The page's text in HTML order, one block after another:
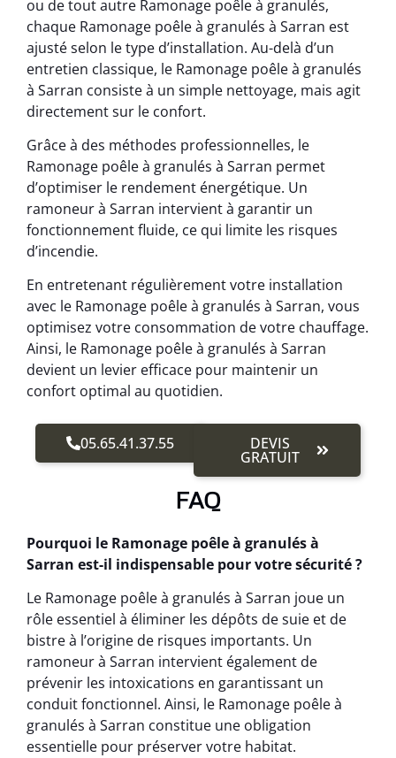
ou de tout autre Ramonage poêle à granulés,
chaque Ramonage poêle à granulés à Sarran est
ajusté selon le type d’installation. Au-delà d’un
entretien classique, le Ramonage poêle à granulés
à Sarran consiste à un simple nettoyage, mais agit
directement sur le confort.
Grâce à des méthodes professionnelles, le
Ramonage poêle à granulés à Sarran permet
d’optimiser le rendement énergétique. Un
ramoneur à Sarran intervient à garantir un
fonctionnement fluide, ce qui limite les risques
d’incendie.
En entretenant régulièrement votre installation
avec le Ramonage poêle à granulés à Sarran, vous
optimisez votre consommation de votre chauffage.
Ainsi, le Ramonage poêle à granulés à Sarran
devient un levier efficace pour maintenir un
confort optimal au quotidien.
05.65.41.37.55 DEVIS
GRATUIT
FAQ
Pourquoi le Ramonage poêle à granulés à
Sarran est-il indispensable pour votre sécurité ?
Le Ramonage poêle à granulés à Sarran joue un
rôle essentiel à éliminer les dépôts de suie et de
bistre à l’origine de risques importants. Un
ramoneur à Sarran intervient également de
prévenir les intoxications en garantissant un
conduit fonctionnel. Ainsi, le Ramonage poêle à
granulés à Sarran constitue une obligation
essentielle pour préserver votre habitat.